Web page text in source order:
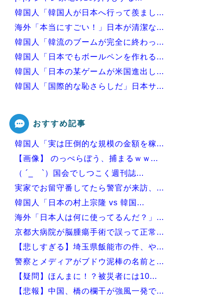
韓国人「韓国人が日本へ行って羨まし...
海外「本当にすごい！」日本が清潔な...
韓国人「韓流のブームが完全に終わっ...
韓国人「日本でもボールペンを作れる...
韓国人「日本の某ゲームが米国進出し...
韓国人「国際的な恥さらしだ」日本サ...
Powered by livedoor 相互RSS
おすすめ記事
韓国人「実は圧倒的な規模の金額を稼...
【画像】 のっぺらぼう、捕まるｗｗ...
（ ´_ゝ`）国会でしつこく週刊誌...
実家でお留守番してたら警官が来訪、...
韓国人「日本の村上宗隆 vs 韓国...
海外「日本人は何に使ってるんだ？」...
京都大病院が脳腫瘍手術で誤って正常...
【悲しすぎる】埼玉県飯能市の件、や...
警察とメディアがブドウ泥棒の名前と...
【疑問】ほんまに！？被災者には10...
【悲報】中国、橋の欄干が強風一発で...